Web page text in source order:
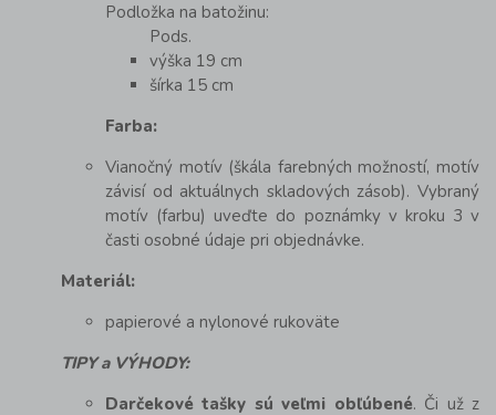
Podložka na batožinu:
Pods.
výška 19 cm
šírka 15 cm
Farba:
Vianočný motív (škála farebných možností, motív
závisí od aktuálnych skladových zásob). Vybraný
motív (farbu) uveďte do poznámky v kroku 3 v
časti osobné údaje pri objednávke.
Materiál:
papierové a nylonové rukoväte
TIPY a VÝHODY:
Darčekové tašky sú veľmi obľúbené. Či už z